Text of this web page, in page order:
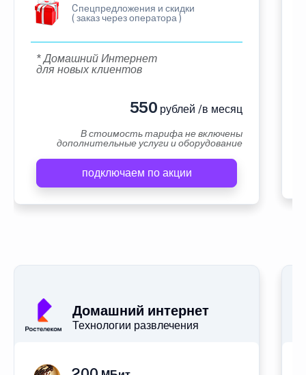
Cпецпредложения и скидки
( заказ через оператора )
* Домашний Интернет
для новых клиентов
550 рублей /в месяц
В стоимость тарифа не включены
дополнительные услуги и оборудование
подключаем по акции
Домашний интернет
Технологии развлечения